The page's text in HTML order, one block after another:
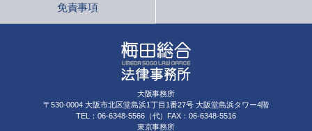
免責事項
大阪事務所
〒530-0004 大阪市北区堂島浜1丁目1番27号 大阪堂島浜タワー4階
TEL：06-6348-5566（代）FAX：06-6348-5516
東京事務所